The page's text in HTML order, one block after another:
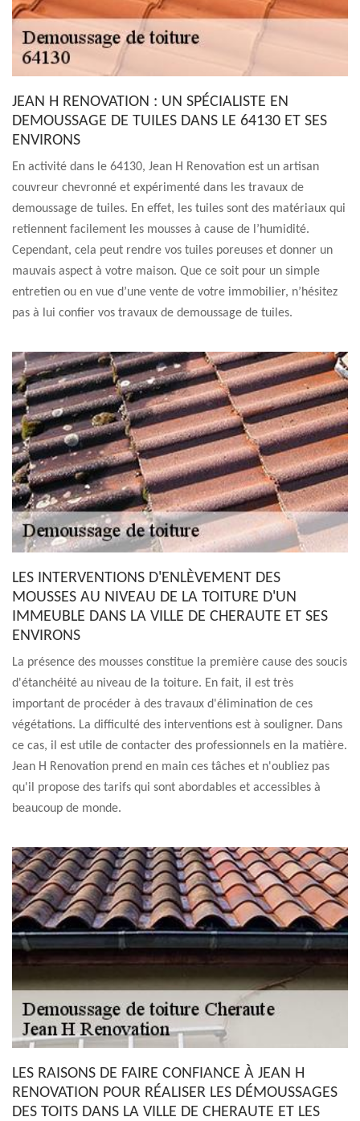
JEAN H RENOVATION : UN SPÉCIALISTE EN
DEMOUSSAGE DE TUILES DANS LE 64130 ET SES
ENVIRONS
En activité dans le 64130, Jean H Renovation est un artisan
couvreur chevronné et expérimenté dans les travaux de
demoussage de tuiles. En effet, les tuiles sont des matériaux qui
retiennent facilement les mousses à cause de l’humidité.
Cependant, cela peut rendre vos tuiles poreuses et donner un
mauvais aspect à votre maison. Que ce soit pour un simple
entretien ou en vue d’une vente de votre immobilier, n’hésitez
pas à lui confier vos travaux de demoussage de tuiles.
LES INTERVENTIONS D'ENLÈVEMENT DES
MOUSSES AU NIVEAU DE LA TOITURE D'UN
IMMEUBLE DANS LA VILLE DE CHERAUTE ET SES
ENVIRONS
La présence des mousses constitue la première cause des soucis
d'étanchéité au niveau de la toiture. En fait, il est très
important de procéder à des travaux d'élimination de ces
végétations. La difficulté des interventions est à souligner. Dans
ce cas, il est utile de contacter des professionnels en la matière.
Jean H Renovation prend en main ces tâches et n'oubliez pas
qu'il propose des tarifs qui sont abordables et accessibles à
beaucoup de monde.
LES RAISONS DE FAIRE CONFIANCE À JEAN H
RENOVATION POUR RÉALISER LES DÉMOUSSAGES
DES TOITS DANS LA VILLE DE CHERAUTE ET LES